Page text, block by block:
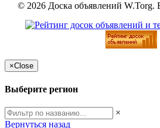
© 2026 Доска объявлений
×Close
Выберите регион
×
Вернуться назад